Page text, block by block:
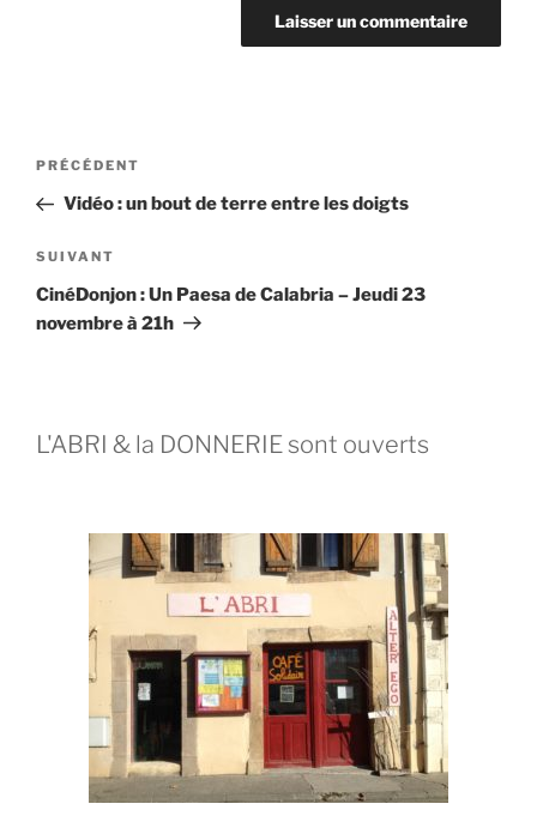
PRÉCÉDENT
Vidéo : un bout de terre entre les doigts
SUIVANT
CinéDonjon : Un Paesa de Calabria – Jeudi 23
novembre à 21h
L'ABRI & la DONNERIE sont ouverts